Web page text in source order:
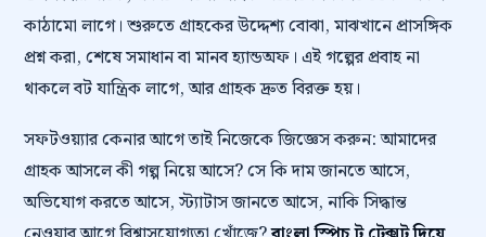
কাঠামো লাগে। শুরুতে গ্রাহকের উদ্দেশ্য বোঝা, মাঝখানে প্রাসঙ্গিক
প্রশ্ন করা, শেষে সমাধান বা মানব হ্যান্ডঅফ। এই গল্পের প্রবাহ না
থাকলে বট যান্ত্রিক লাগে, আর গ্রাহক দ্রুত বিরক্ত হয়।
সফটওয়্যার কেনার আগে তাই নিজেকে জিজ্ঞেস করুন: আমাদের
গ্রাহক আসলে কী গল্প নিয়ে আসে? সে কি দাম জানতে আসে,
অভিযোগ করতে আসে, স্ট্যাটাস জানতে আসে, নাকি সিদ্ধান্ত